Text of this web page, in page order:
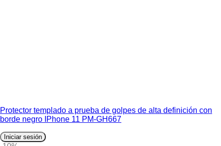
Protector templado a prueba de golpes de alta definición con
borde negro IPhone 11 PM-GH667
Iniciar sesión